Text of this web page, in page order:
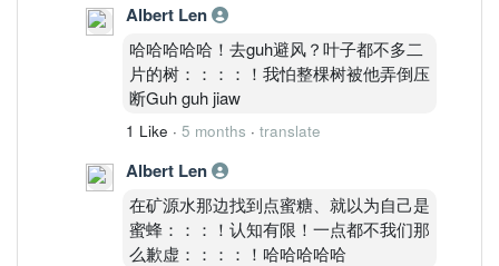
Albert Len
哈哈哈哈哈！去guh避风？叶子都不多二
片的树：：：：！我怕整棵树被他弄倒压
断Guh guh jiaw
1 Like · 5 months · translate
Albert Len
在矿源水那边找到点蜜糖、就以为自己是
蜜蜂：：：！认知有限！一点都不我们那
么歉虚：：：：！哈哈哈哈哈